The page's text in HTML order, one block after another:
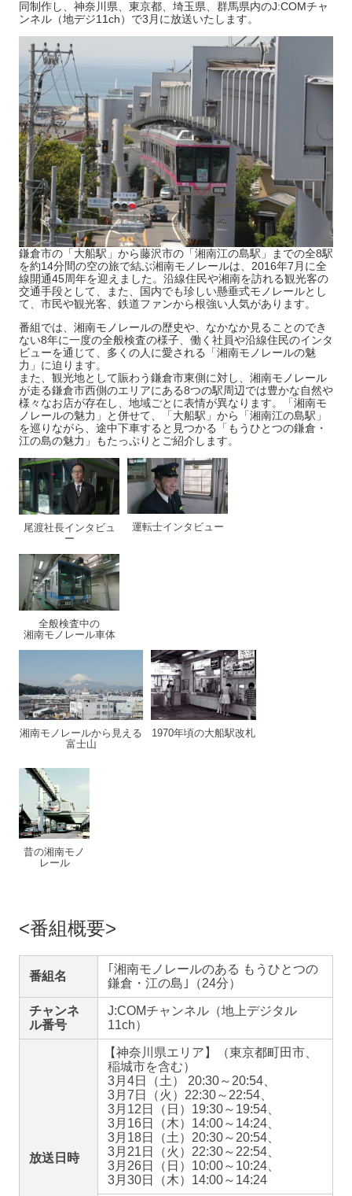
同制作し、神奈川県、東京都、埼玉県、群馬県内のJ:COMチャ
ンネル（地デジ11ch）で3月に放送いたします。
鎌倉市の「大船駅」から藤沢市の「湘南江の島駅」までの全8駅
を約14分間の空の旅で結ぶ湘南モノレールは、2016年7月に全
線開通45周年を迎えました。沿線住民や湘南を訪れる観光客の
交通手段として、また、国内でも珍しい懸垂式モノレールとし
て、市民や観光客、鉄道ファンから根強い人気があります。
番組では、湘南モノレールの歴史や、なかなか見ることのでき
ない8年に一度の全般検査の様子、働く社員や沿線住民のインタ
ビューを通じて、多くの人に愛される「湘南モノレールの魅
力」に迫ります。
また、観光地として賑わう鎌倉市東側に対し、湘南モノレール
が走る鎌倉市西側のエリアにある8つの駅周辺では豊かな自然や
様々なお店が存在し、地域ごとに表情が異なります。「湘南モ
ノレールの魅力」と併せて、「大船駅」から「湘南江の島駅」
を巡りながら、途中下車すると見つかる「もうひとつの鎌倉・
江の島の魅力」もたっぷりとご紹介します。
尾渡社長インタビュ
ー
運転士インタビュー
全般検査中の
湘南モノレール車体
湘南モノレールから見える
富士山
1970年頃の大船駅改札
昔の湘南モノ
レール
番組概要
番組名
｢湘南モノレールのある もうひとつの
鎌倉・江の島｣（24分）
チャンネ
ル番号
J:COMチャンネル（地上デジタル
11ch）
放送日時
【神奈川県エリア】（東京都町田市、
稲城市を含む）
3月4日（土） 20:30～20:54、
3月7日（火）22:30～22:54、
3月12日（日）19:30～19:54、
3月16日（木）14:00～14:24、
3月18日（土）20:30～20:54、
3月21日（火）22:30～22:54、
3月26日（日）10:00～10:24、
3月30日（木）14:00～14:24